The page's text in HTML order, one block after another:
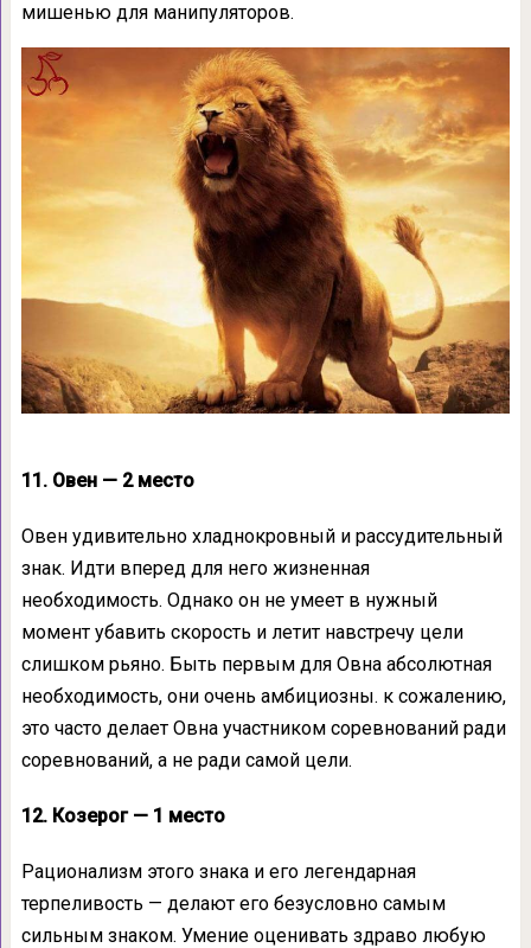
мишенью для манипуляторов.
11. Овен — 2 место
Овен удивительно хладнокровный и рассудительный
знак. Идти вперед для него жизненная
необходимость. Однако он не умеет в нужный
момент убавить скорость и летит навстречу цели
слишком рьяно. Быть первым для Овна абсолютная
необходимость, они очень амбициозны. к сожалению,
это часто делает Овна участником соревнований ради
соревнований, а не ради самой цели.
12. Козерог — 1 место
Рационализм этого знака и его легендарная
терпеливость — делают его безусловно самым
сильным знаком. Умение оценивать здраво любую